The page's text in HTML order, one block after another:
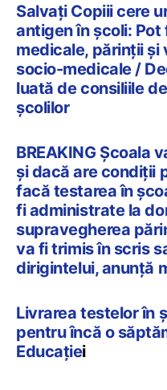
Salvați Copiii cere
antigen în școli:
medicale, părinții și
socio-medicale /
luată de consiliile
școlilor
BREAKING Școala
și dacă are condiții
facă testarea în
fi administrate la
supravegherea
va fi trimis în scris
dirigintelui, anunță
Livrarea testelor în
pentru încă o
Educației